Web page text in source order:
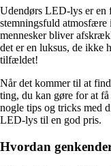
Udendørs LED-lys er en
stemningsfuld atmosfære
mennesker bliver
det er en luksus, de ikke
tilfældet!
Når det kommer til at
ting, du kan gøre for at
nogle tips og tricks med
LED-lys til en god pris.
Hvordan